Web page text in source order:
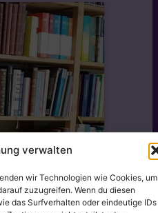
verwalten
wir Technologien wie Cookies, um
zuzugreifen. Wenn du diesen
das Surfverhalten oder eindeutige IDs